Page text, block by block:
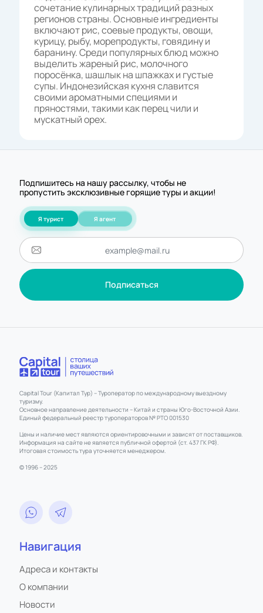
сочетание кулинарных традиций разных
регионов страны. Основные ингредиенты
включают рис, соевые продукты, овощи,
курицу, рыбу, морепродукты, говядину и
баранину. Среди популярных блюд можно
выделить жареный рис, молочного
поросёнка, шашлык на шпажках и густые
супы. Индонезийская кухня славится
своими ароматными специями и
пряностями, такими как перец чили и
мускатный орех.
Подпишитесь на нашу рассылку, чтобы не
пропустить эксклюзивные горящие туры и акции!
Я турист Я агент
Подписаться
Capital Tour (Капитал Тур) – Туроператор по международному выездному
туризму.
Основное направление деятельности – Китай и страны Юго-Восточной Азии.
Единый федеральный реестр туроператоров № РТО 001530
Цены и наличие мест являются ориентировочными и зависят от поставщиков.
Информация на сайте не является публичной офертой (ст. 437 ГК РФ).
Итоговая стоимость тура уточняется менеджером.
© 1996 – 2025
Навигация
Адреса и контакты
О компании
Новости